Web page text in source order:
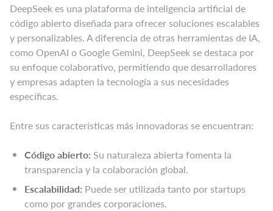
DeepSeek es una plataforma de inteligencia artificial de
código abierto diseñada para ofrecer soluciones escalables
y personalizables. A diferencia de otras herramientas de IA,
como OpenAI o Google Gemini, DeepSeek se destaca por
su enfoque colaborativo, permitiendo que desarrolladores
y empresas adapten la tecnología a sus necesidades
específicas.
Entre sus características más innovadoras se encuentran:
Código abierto: Su naturaleza abierta fomenta la
transparencia y la colaboración global.
Escalabilidad: Puede ser utilizada tanto por startups
como por grandes corporaciones.